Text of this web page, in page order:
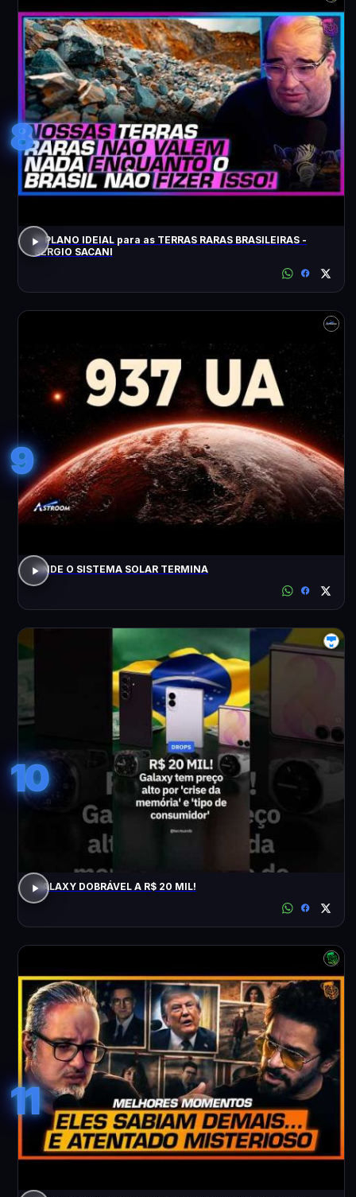
8
O PLANO IDEIAL para as TERRAS RARAS BRASILEIRAS -
SÉRGIO SACANI
9
ONDE O SISTEMA SOLAR TERMINA
10
GALAXY DOBRÁVEL A R$ 20 MIL!
11